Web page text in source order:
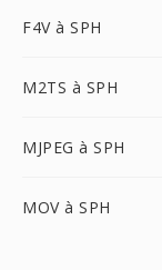
F4V à SPH
M2TS à SPH
MJPEG à SPH
MOV à SPH